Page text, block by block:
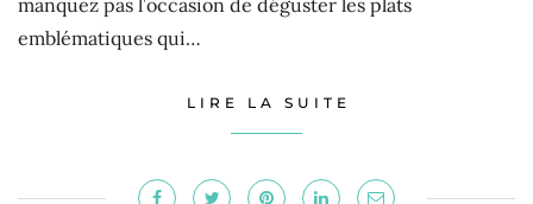
manquez pas l’occasion de déguster les plats
emblématiques qui…
LIRE LA SUITE